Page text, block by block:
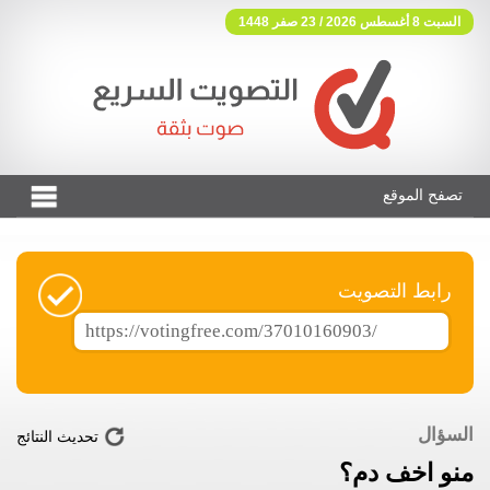
السبت 8 أغسطس 2026 / 23 صفر 1448
فوتنج فري موقع تصويت مجاني
تصفح الموقع
رابط التصويت
السؤال
منو اخف دم؟
تحديث النتائج